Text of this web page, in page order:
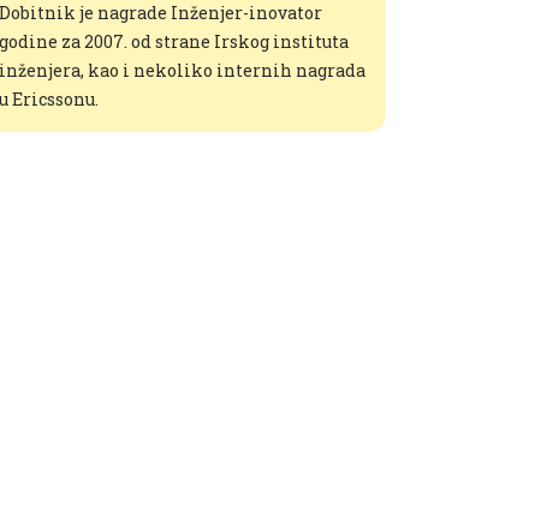
Dobitnik je nagrade Inženjer-inovator
godine za 2007. od strane Irskog instituta
inženjera, kao i nekoliko internih nagrada
u Ericssonu.